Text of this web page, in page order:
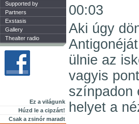
Supported by
Partners
Exstasis
Gallery
Thealter radio
Ez a világunk
Húzd le a cipzárt!
Csak a zsinór maradt
00:03
Aki úgy
ülnie az
vagyis
színpadon
helyet a